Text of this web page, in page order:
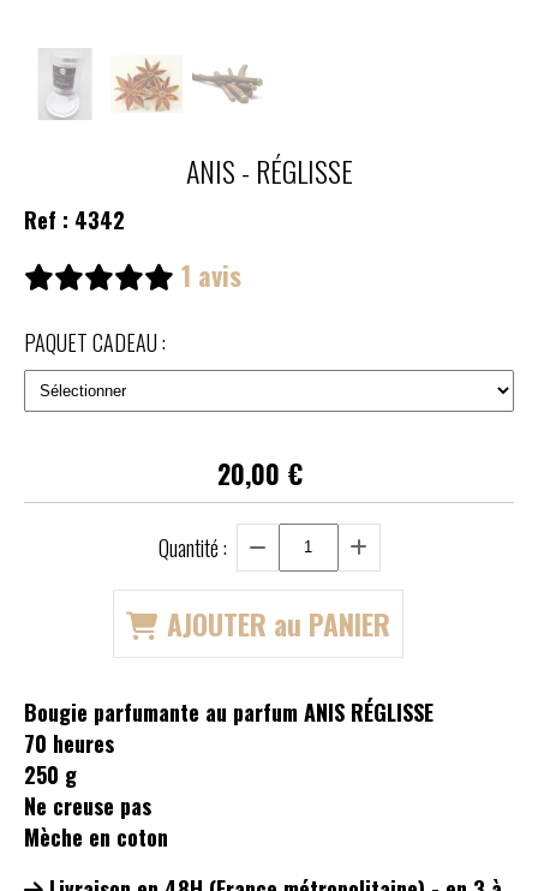
ANIS - RÉGLISSE
Ref : 4342
1 avis
PAQUET CADEAU :
20,00 €
Quantité :
AJOUTER au PANIER
Bougie parfumante au parfum ANIS RÉGLISSE
70 heures
250 g
Ne creuse pas
Mèche en coton